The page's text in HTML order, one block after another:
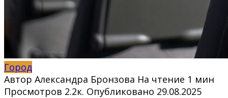
Город
Автор Александра Бронзова На чтение 1 мин
Просмотров 2.2к. Опубликовано 29.08.2025